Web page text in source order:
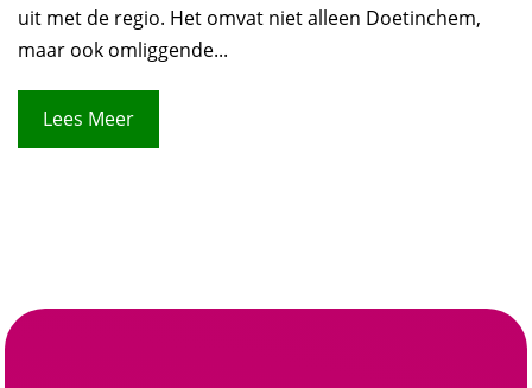
uit met de regio. Het omvat niet alleen Doetinchem,
maar ook omliggende...
Lees Meer